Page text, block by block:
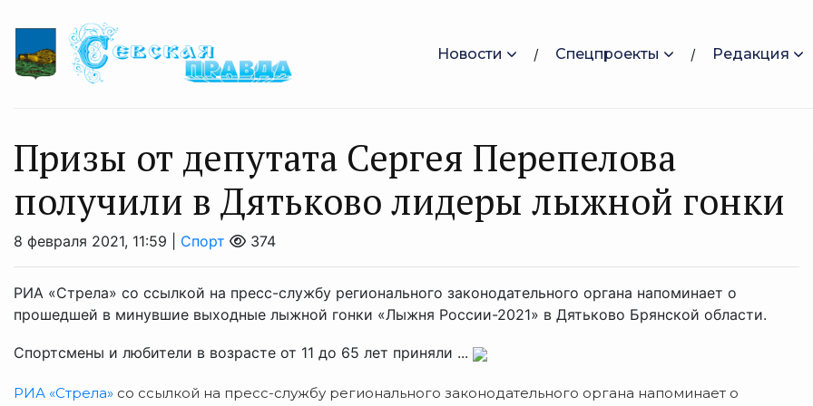
Новости Спецпроекты Редакция
Призы от депутата Сергея Перепелова
получили в Дятьково лидеры лыжной гонки
8 февраля 2021, 11:59 | Спорт 374
РИА «Стрела» со ссылкой на пресс-службу регионального законодательного органа напоминает о
прошедшей в минувшие выходные лыжной гонки «Лыжня России-2021» в Дятьково Брянской области.
Спортсмены и любители в возрасте от 11 до 65 лет приняли ...
РИА «Стрела» со ссылкой на пресс-службу регионального законодательного органа напоминает о